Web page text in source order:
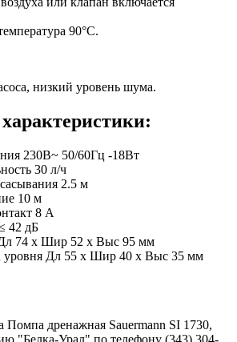
90°C.
низкий уровень шума.
230В~ 50/60Гц -18Вт
30 л/ч
2.5 м
10 м
8 A
42 дБ
Дл 74 x Шир 52 x Выс 95 мм
уровня Дл 55 x Шир 40 x Выс 35 мм
Помпа дренажная Sauermann SI 1730,
"Белка-Урал" по телефону (343) 304-